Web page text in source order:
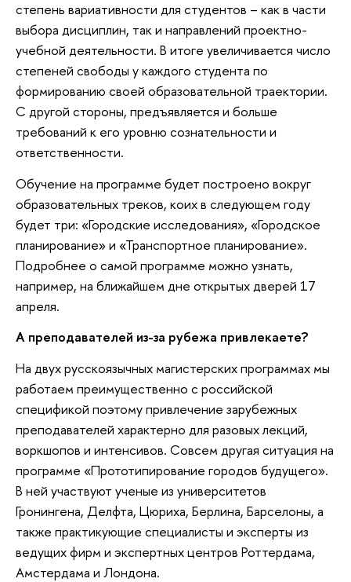
степень вариативности для студентов – как в части
выбора дисциплин, так и направлений проектно-
учебной деятельности. В итоге увеличивается число
степеней свободы у каждого студента по
формированию своей образовательной траектории.
С другой стороны, предъявляется и больше
требований к его уровню сознательности и
ответственности.
Обучение на программе будет построено вокруг
образовательных треков, коих в следующем году
будет три: «Городские исследования», «Городское
планирование» и «Транспортное планирование».
Подробнее о самой программе можно узнать,
например, на ближайшем дне открытых дверей 17
апреля.
А преподавателей из-за рубежа привлекаете?
На двух русскоязычных магистерских программах мы
работаем преимущественно с российской
спецификой поэтому привлечение зарубежных
преподавателей характерно для разовых лекций,
воркшопов и интенсивов. Совсем другая ситуация на
программе «Прототипирование городов будущего».
В ней участвуют ученые из университетов
Гронингена, Делфта, Цюриха, Берлина, Барселоны, а
также практикующие специалисты и эксперты из
ведущих фирм и экспертных центров Роттердама,
Амстердама и Лондона.